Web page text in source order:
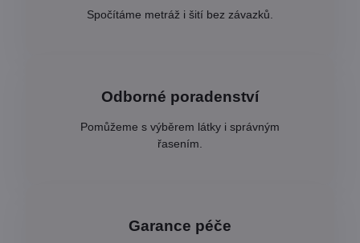
Spočítáme metráž i šití bez závazků.
Odborné poradenství
Pomůžeme s výběrem látky i správným
řasením.
Garance péče